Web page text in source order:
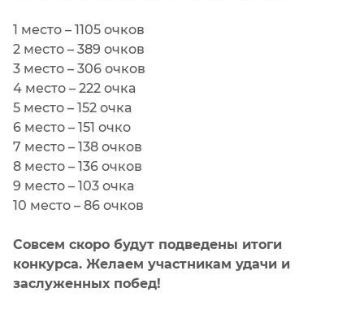
1 место – 1105 очков
2 место – 389 очков
3 место – 306 очков
4 место – 222 очка
5 место – 152 очка
6 место – 151 очко
7 место – 138 очков
8 место – 136 очков
9 место – 103 очка
10 место – 86 очков
Совсем скоро будут подведены итоги
конкурса. Желаем участникам удачи и
заслуженных побед!